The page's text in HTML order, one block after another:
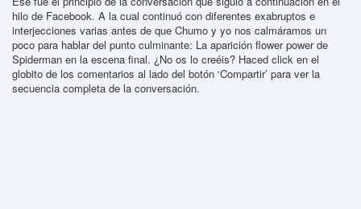
hilo de Facebook. A la cual continuó con diferentes exabruptos e
interjecciones varias antes de que Chumo y yo nos calmáramos un
poco para hablar del punto culminante: La aparición flower power de
Spiderman en la escena final. ¿No os lo creéis? Haced click en el
globito de los comentarios al lado del botón ‘Compartir’ para ver la
secuencia completa de la conversación.